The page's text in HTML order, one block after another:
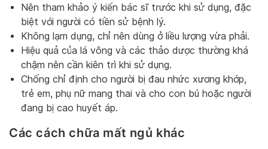
Nên tham khảo ý kiến bác sĩ trước khi sử dụng, đặc
biệt với người có tiền sử bệnh lý.
Không lạm dụng, chỉ nên dùng ở liều lượng vừa phải.
Hiệu quả của lá vông và các thảo dược thường khá
chậm nên cần kiên trì khi sử dụng.
Chống chỉ định cho người bị đau nhức xương khớp,
trẻ em, phụ nữ mang thai và cho con bú hoặc người
đang bị cao huyết áp.
Các cách chữa mất ngủ khác